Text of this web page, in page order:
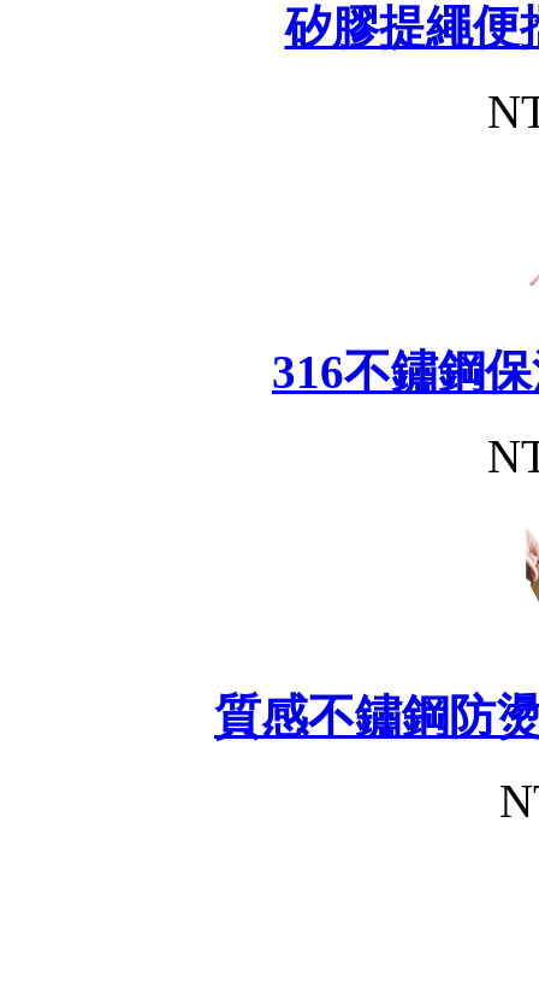
矽膠提繩便
316不鏽鋼
質感不鏽鋼防